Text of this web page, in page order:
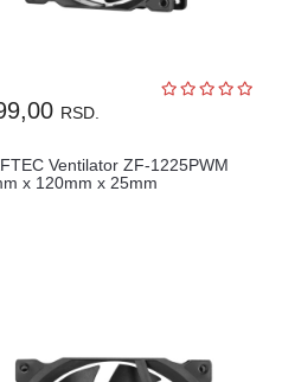
RSD.
Ventilator ZF-1225PWM
x 120mm x 25mm